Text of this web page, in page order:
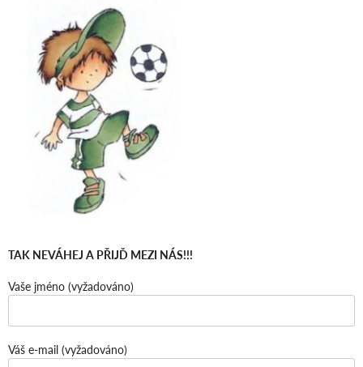
TAK NEVÁHEJ A PŘIJĎ MEZI NÁS!!!
Vaše jméno (vyžadováno)
Váš e-mail (vyžadováno)